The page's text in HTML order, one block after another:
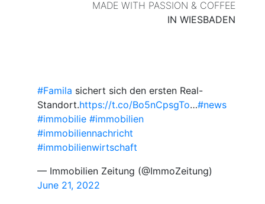
MADE WITH PASSION & COFFEE
IN WIESBADEN
#Famila sichert sich den ersten Real-
Standort.https://t.co/Bo5nCpsgTo…#news
#immobilie #immobilien
#immobiliennachricht
#immobilienwirtschaft
— Immobilien Zeitung (@ImmoZeitung)
June 21, 2022